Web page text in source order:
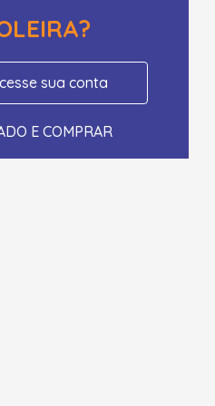
sua conta
E COMPRAR